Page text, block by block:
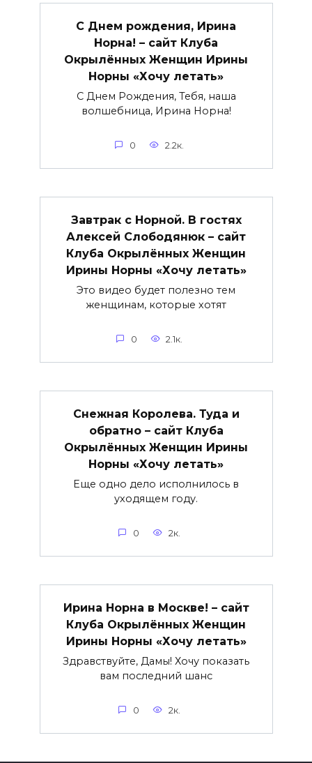
С Днем рождения, Ирина
Норна! – сайт Клуба
Окрылённых Женщин Ирины
Норны «Хочу летать»
С Днем Рождения, Тебя, наша
волшебница, Ирина Норна!
0 2.2к.
Завтрак с Норной. В гостях
Алексей Слободянюк – сайт
Клуба Окрылённых Женщин
Ирины Норны «Хочу летать»
Это видео будет полезно тем
женщинам, которые хотят
0 2.1к.
Снежная Королева. Туда и
обратно – сайт Клуба
Окрылённых Женщин Ирины
Норны «Хочу летать»
Еще одно дело исполнилось в
уходящем году.
0 2к.
Ирина Норна в Москве! – сайт
Клуба Окрылённых Женщин
Ирины Норны «Хочу летать»
Здравствуйте, Дамы! Хочу показать
вам последний шанс
0 2к.